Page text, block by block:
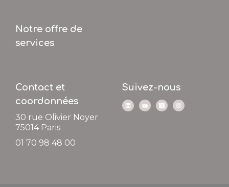
Notre offre de
services
Contact et
coordonnées
30 rue Olivier Noyer
75014 Paris
01 70 98 48 00
Suivez-nous